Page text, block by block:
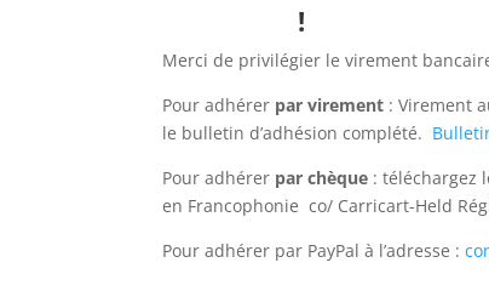
!
Merci de privilégier le virement
Pour adhérer par virement : Virement
le bulletin d’adhésion complété.
Pour adhérer par chèque : téléchargez
en Francophonie co/ Carricart-Held
Pour adhérer par PayPal à l’adresse :